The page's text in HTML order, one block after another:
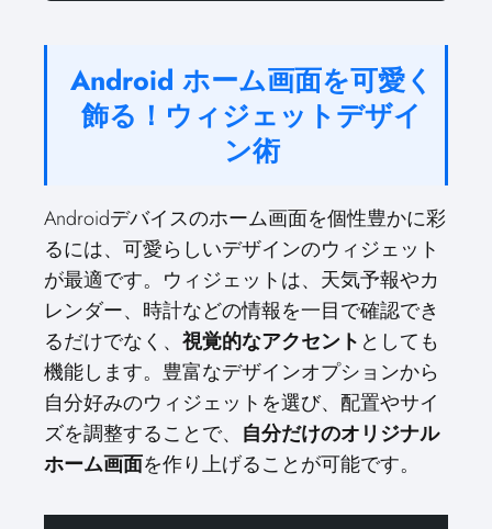
Android ホーム画面を可愛く
飾る！ウィジェットデザイ
ン術
Androidデバイスのホーム画面を個性豊かに彩
るには、可愛らしいデザインのウィジェット
が最適です。ウィジェットは、天気予報やカ
レンダー、時計などの情報を一目で確認でき
るだけでなく、 視覚的なアクセント としても
機能します。豊富なデザインオプションから
自分好みのウィジェットを選び、配置やサイ
ズを調整することで、 自分だけのオリジナル
ホーム画面を作り上げることが可能です。